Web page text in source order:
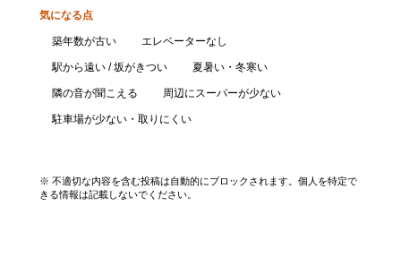
気になる点
築年数が古い エレベーターなし
駅から遠い / 坂がきつい 夏暑い・冬寒い
隣の音が聞こえる 周辺にスーパーが少ない
駐車場が少ない・取りにくい
※ 不適切な内容を含む投稿は自動的にブロックされます。個人を特定で
きる情報は記載しないでください。